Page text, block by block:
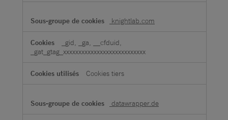
knightlab.com
_gid, _ga, __cfduid,
_gat_gtag_xxxxxxxxxxxxxxxxxxxxxxxxxxx
Cookies tiers
datawrapper.de